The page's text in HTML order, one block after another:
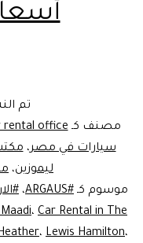
تم
مصنف كـrental office
سيارات في مصر،
ليموزين،
موسوم كـ #ARGAUS ،
، Car Rental in The
، Lewis Hamilton،